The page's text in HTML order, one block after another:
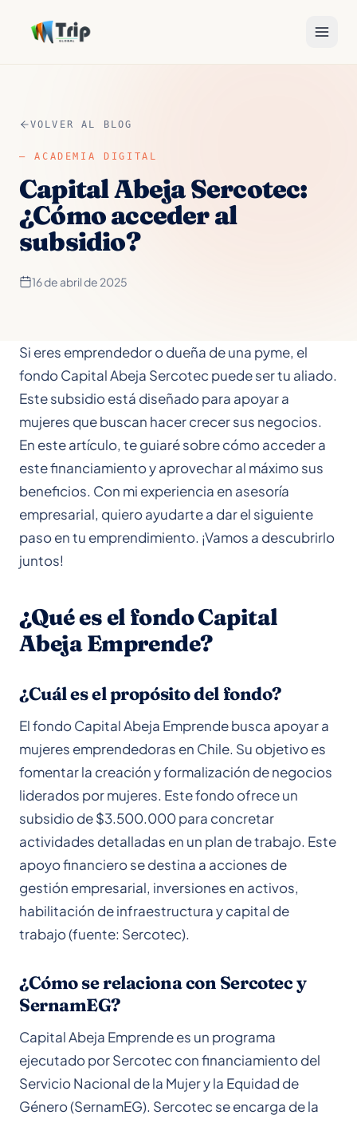
VOLVER AL BLOG
—ACADEMIA DIGITAL
Capital Abeja Sercotec:
¿Cómo acceder al
subsidio?
16 de abril de 2025
Si eres emprendedor o dueña de una pyme, el
fondo Capital Abeja Sercotec puede ser tu aliado.
Este subsidio está diseñado para apoyar a
mujeres que buscan hacer crecer sus negocios.
En este artículo, te guiaré sobre cómo acceder a
este financiamiento y aprovechar al máximo sus
beneficios. Con mi experiencia en asesoría
empresarial, quiero ayudarte a dar el siguiente
paso en tu emprendimiento. ¡Vamos a descubrirlo
juntos!
¿Qué es el fondo Capital
Abeja Emprende?
¿Cuál es el propósito del fondo?
El fondo Capital Abeja Emprende busca apoyar a
mujeres emprendedoras en Chile. Su objetivo es
fomentar la creación y formalización de negocios
liderados por mujeres. Este fondo ofrece un
subsidio de $3.500.000 para concretar
actividades detalladas en un plan de trabajo. Este
apoyo financiero se destina a acciones de
gestión empresarial, inversiones en activos,
habilitación de infraestructura y capital de
trabajo (fuente: Sercotec).
¿Cómo se relaciona con Sercotec y
SernamEG?
Capital Abeja Emprende es un programa
ejecutado por Sercotec con financiamiento del
Servicio Nacional de la Mujer y la Equidad de
Género (SernamEG). Sercotec se encarga de la